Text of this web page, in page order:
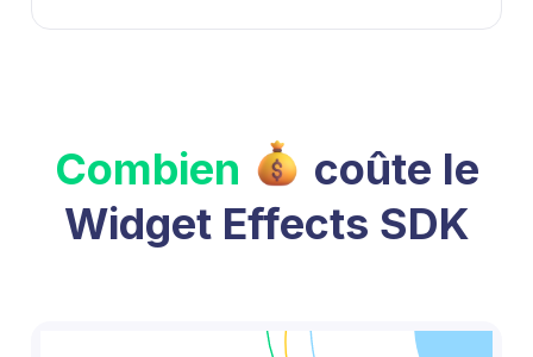
Combien
coûte le
Widget Effects SDK